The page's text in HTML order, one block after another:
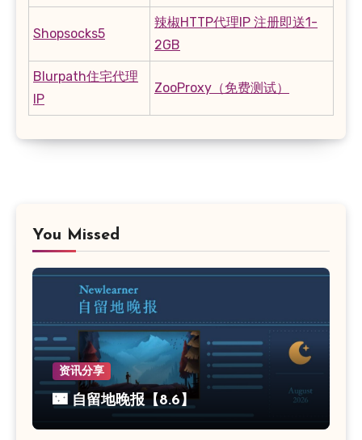
Shopsocks5
辣椒HTTP代理IP 注册即送1-
2GB
Blurpath住宅代理
IP
ZooProxy（免费测试）
You Missed
资讯分享
🌃 自留地晚报【8.6】